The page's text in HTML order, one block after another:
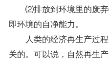
⑵排放到环境里的废弃
即环境的自净能力。
人类的经济再生产过程
关的。可以说，自然再生